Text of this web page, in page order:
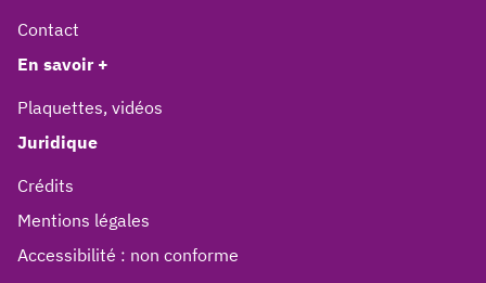
Contact
En savoir +
Plaquettes, vidéos
Juridique
Crédits
Mentions légales
Accessibilité : non conforme